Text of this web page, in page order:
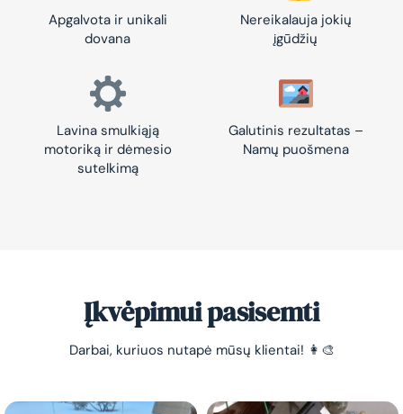
Apgalvota ir unikali
dovana
Nereikalauja jokių
įgūdžių
Lavina smulkiąją
motoriką ir dėmesio
sutelkimą
Galutinis rezultatas –
Namų puošmena
Įkvėpimui pasisemti
Darbai, kuriuos nutapė mūsų klientai! 👩‍🎨